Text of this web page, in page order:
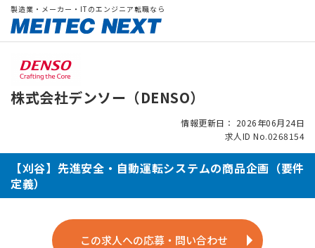
製造業・メーカー・ITのエンジニア転職なら
株式会社デンソー（DENSO）
情報更新日： 2026年06月24日
求人ID No.0268154
【刈谷】先進安全・自動運転システムの商品企画（要件
定義）
この求人への応募・問い合わせ